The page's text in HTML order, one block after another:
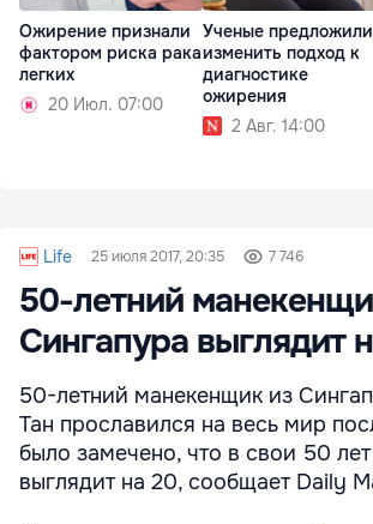
Ожирение признали
фактором риска рака
легких
20 Июл. 07:00
Ученые предложили
изменить подход к
диагностике
ожирения
2 Авг. 14:00
Life 25 июля 2017, 20:35 7 746
50-летний
Сингапура выглядит
50-летний манекенщик из
Тан прославился на весь мир
было замечено, что в свои 50
выглядит на 20, сообщает Daily